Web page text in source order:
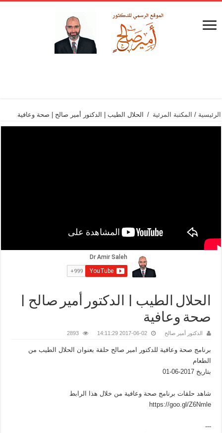
الرئيسية / المكتبة المرئية / الحلال الطيب | الدكتور أمير صالح | صحة وعافية
الحلال الطيب | الدكتور أمير صالح |
صحة وعافية
الدكتور أمير صالح 2017-06-02 14:11:29
2893
برنامج صحة وعافية للدكتور امير صالح حلقة بعنوان الحلال الطيب من
الطعام
بتاريخ 2017-06-01
شاهد حلقات برنامج صحة وعافية من خلال هذا الرابط
https://goo.gl/Z6Nmle
---